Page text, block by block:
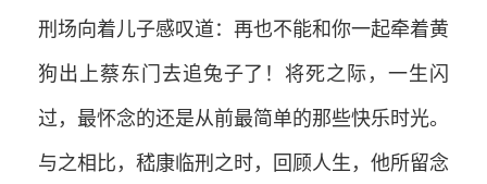
刑场向着儿子感叹道：再也不能和你一起牵着黄
狗出上蔡东门去追兔子了！将死之际，一生闪
过，最怀念的还是从前最简单的那些快乐时光。
与之相比，嵇康临刑之时，回顾人生，他所留念